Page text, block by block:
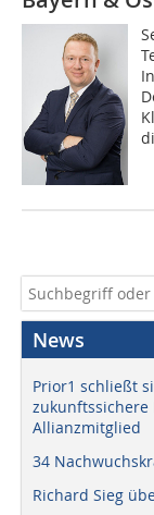
News
Prior1 schließt
zukunftssichere
Allianzmitglied
34
Richard Sieg